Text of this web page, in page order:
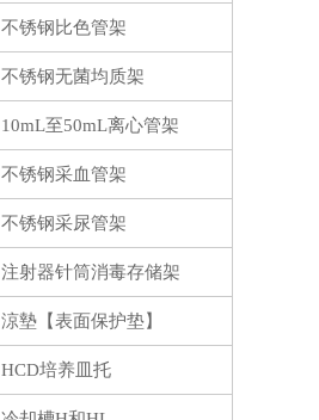
不锈钢比色管架
不锈钢无菌均质架
10mL至50mL离心管架
不锈钢采血管架
不锈钢采尿管架
注射器针筒消毒存储架
涼墊【表面保护垫】
HCD培养皿托